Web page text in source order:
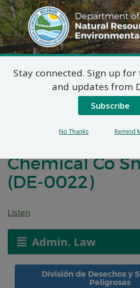
DNREC Menu
Plan de Acción
Correctiva
Enmendado
Chemical Co
(DE-0022)
Listen
Admin. Law
División de Desechos y
Peligrosas
Stay connected. Sign up
and updates from
Subscribe
No Thanks Remind